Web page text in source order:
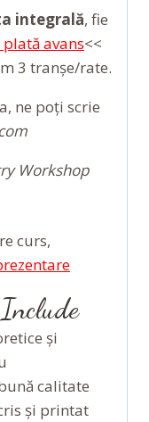
integrală, fie
avans<<
3 tranșe/rate.
ne poți scrie
Workshop
curs,
și
calitate
și printat